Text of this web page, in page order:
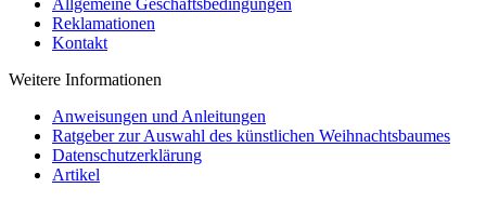
Allgemeine Geschäftsbedingungen
Reklamationen
Kontakt
Weitere Informationen
Anweisungen und Anleitungen
Ratgeber zur Auswahl des künstlichen Weihnachtsbaumes
Datenschutzerklärung
Artikel